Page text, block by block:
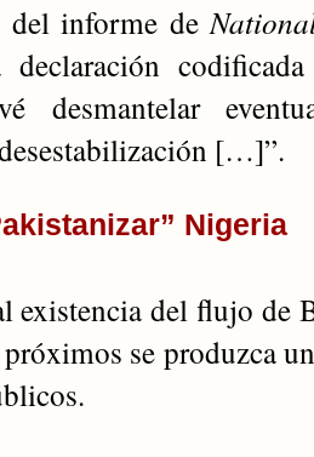
del informe de
declaración
desmantelar
[…]”.
Nigeria
existencia del flujo de
se produzca